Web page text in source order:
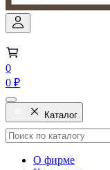
0
0 ₽
Каталог
О фирме